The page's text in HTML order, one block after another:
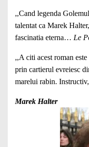
,,Cand legenda
talentat ca Marek
fascinatia eterna… Le
,,A citi acest roman
prin cartierul evreiesc
marelui rabin.
Marek Halter